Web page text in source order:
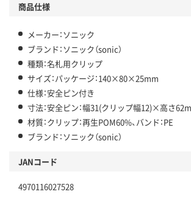
商品仕様
メーカー：ソニック
ブランド：ソニック（sonic）
種類：名札用クリップ
サイズ：パッケージ：140×80×25mm
仕様：安全ピン付き
寸法：安全ピン：幅31(クリップ幅12)×高さ
材質：クリップ：再生POM60%、バンド：PE
ブランド：ソニック（sonic）
JANコード
4970116027528